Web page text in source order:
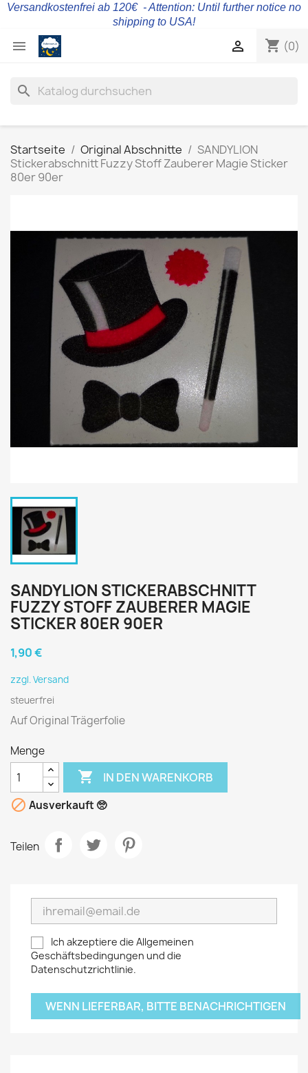
Versandkostenfrei ab 120€ - Attention: Until further notice no
shipping to USA!
 shopping_cart (0)

search
Startseite Original Abschnitte
SANDYLION
Stickerabschnitt Fuzzy Stoff Zauberer Magie Sticker
80er 90er
SANDYLION STICKERABSCHNITT
FUZZY STOFF ZAUBERER MAGIE
STICKER 80ER 90ER
1,90 €
zzgl. Versand
steuerfrei
Auf Original Trägerfolie
Menge
 IN DEN WARENKORB
 Ausverkauft 🥺
Teilen
Ich akzeptiere die Allgemeinen
Geschäftsbedingungen und die
Datenschutzrichtlinie.
WENN LIEFERBAR, BITTE BENACHRICHTIGEN